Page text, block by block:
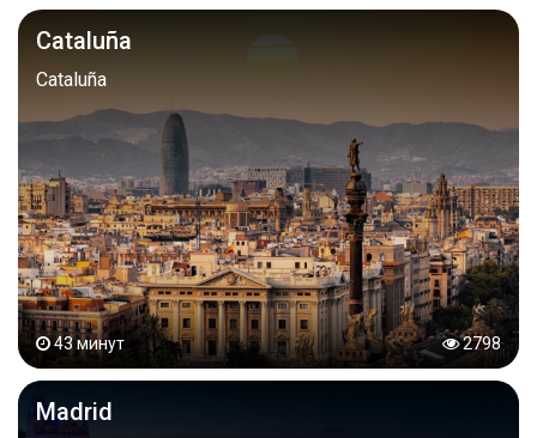
43 минут 2798
Cataluña
Cataluña
Madrid